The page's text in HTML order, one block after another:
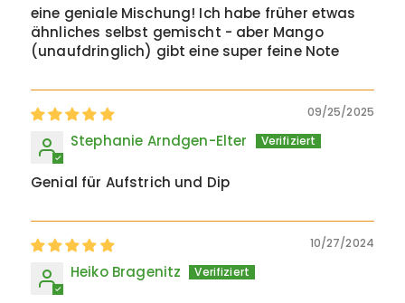
eine geniale Mischung! Ich habe früher etwas
ähnliches selbst gemischt - aber Mango
(unaufdringlich) gibt eine super feine Note
09/25/2025
Stephanie Arndgen-Elter
Genial für Aufstrich und Dip
10/27/2024
Heiko Bragenitz